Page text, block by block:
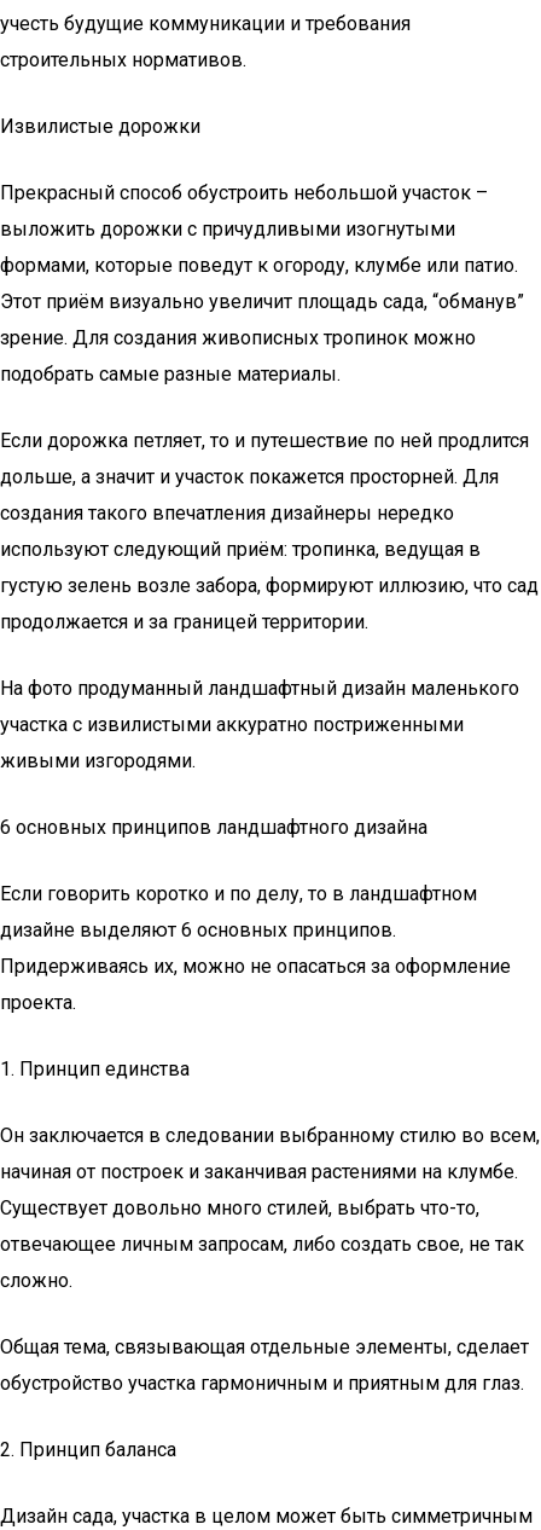
учесть будущие коммуникации и требования
строительных нормативов.
Извилистые дорожки
Прекрасный способ обустроить небольшой участок –
выложить дорожки с причудливыми изогнутыми
формами, которые поведут к огороду, клумбе или патио.
Этот приём визуально увеличит площадь сада, “обманув”
зрение. Для создания живописных тропинок можно
подобрать самые разные материалы.
Если дорожка петляет, то и путешествие по ней продлится
дольше, а значит и участок покажется просторней. Для
создания такого впечатления дизайнеры нередко
используют следующий приём: тропинка, ведущая в
густую зелень возле забора, формируют иллюзию, что сад
продолжается и за границей территории.
На фото продуманный ландшафтный дизайн маленького
участка с извилистыми аккуратно постриженными
живыми изгородями.
6 основных принципов ландшафтного дизайна
Если говорить коротко и по делу, то в ландшафтном
дизайне выделяют 6 основных принципов.
Придерживаясь их, можно не опасаться за оформление
проекта.
1. Принцип единства
Он заключается в следовании выбранному стилю во всем,
начиная от построек и заканчивая растениями на клумбе.
Существует довольно много стилей, выбрать что-то,
отвечающее личным запросам, либо создать свое, не так
сложно.
Общая тема, связывающая отдельные элементы, сделает
обустройство участка гармоничным и приятным для глаз.
2. Принцип баланса
Дизайн сада, участка в целом может быть симметричным